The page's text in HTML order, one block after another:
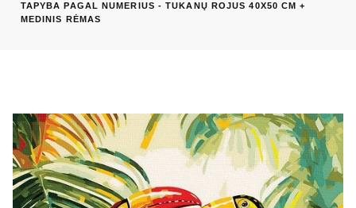
TAPYBA PAGAL NUMERIUS - TUKANŲ ROJUS 40X50 CM +
MEDINIS RĖMAS